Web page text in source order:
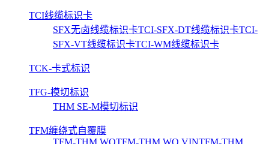
TCI线缆标识卡
SFX无卤线缆标识卡TCI-SFX-DT线缆标识卡TCI-
SFX-VT线缆标识卡TCI-WM线缆标识卡
TCK-卡式标识
TFG-模切标识
THM SE-M模切标识
TFM缠绕式自覆膜
TFM-THM WOTFM-THM WO VINTFM-THM